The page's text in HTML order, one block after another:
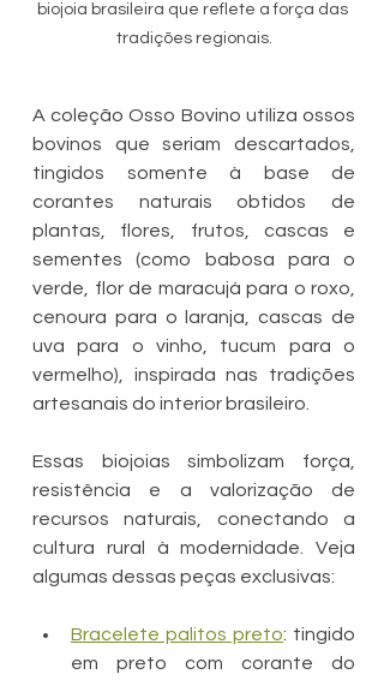
biojoia brasileira que reflete a força das
tradições regionais.
A coleção Osso Bovino utiliza ossos
bovinos que seriam descartados,
tingidos somente à base de
corantes naturais obtidos de
plantas, flores, frutos, cascas e
sementes (como babosa para o
verde, flor de maracujá para o roxo,
cenoura para o laranja, cascas de
uva para o vinho, tucum para o
vermelho), inspirada nas tradições
artesanais do interior brasileiro.
Essas biojoias simbolizam força,
resistência e a valorização de
recursos naturais, conectando a
cultura rural à modernidade. Veja
algumas dessas peças exclusivas:
Bracelete palitos preto: tingido
em preto com corante do